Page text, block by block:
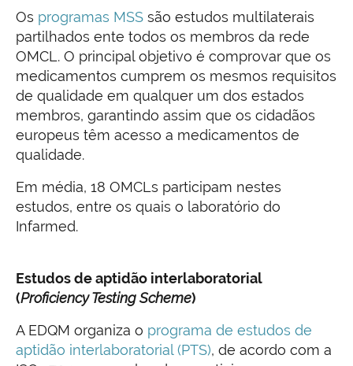
Os programas MSS são estudos multilaterais
partilhados ente todos os membros da rede
OMCL. O principal objetivo é comprovar que os
medicamentos cumprem os mesmos requisitos
de qualidade em qualquer um dos estados
membros, garantindo assim que os cidadãos
europeus têm acesso a medicamentos de
qualidade.
Em média, 18 OMCLs participam nestes
estudos, entre os quais o laboratório do
Infarmed.
Estudos de aptidão interlaboratorial
(Proficiency Testing Scheme)
A EDQM organiza o programa de estudos de
aptidão interlaboratorial (PTS), de acordo com a